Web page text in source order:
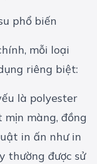
phổ biến
mỗi loại
riêng biệt:
là polyester
mịn màng, đồng
in ấn như in
thường được sử